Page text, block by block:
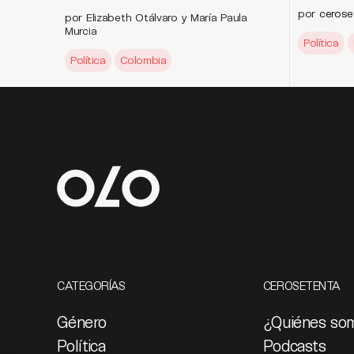
por Elizabeth Otálvaro y María Paula
Murcia
Política Colombia
por
Política
CATEGORÍAS
Género
Política
CEROSETENTA
¿Quiénes
Podcasts